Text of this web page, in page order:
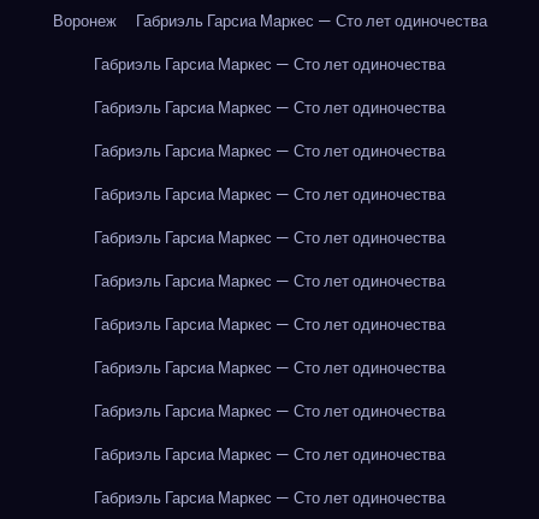
Воронеж
Габриэль Гарсиа Маркес — Сто лет одиночества
Габриэль Гарсиа Маркес — Сто лет одиночества
Габриэль Гарсиа Маркес — Сто лет одиночества
Габриэль Гарсиа Маркес — Сто лет одиночества
Габриэль Гарсиа Маркес — Сто лет одиночества
Габриэль Гарсиа Маркес — Сто лет одиночества
Габриэль Гарсиа Маркес — Сто лет одиночества
Габриэль Гарсиа Маркес — Сто лет одиночества
Габриэль Гарсиа Маркес — Сто лет одиночества
Габриэль Гарсиа Маркес — Сто лет одиночества
Габриэль Гарсиа Маркес — Сто лет одиночества
Габриэль Гарсиа Маркес — Сто лет одиночества